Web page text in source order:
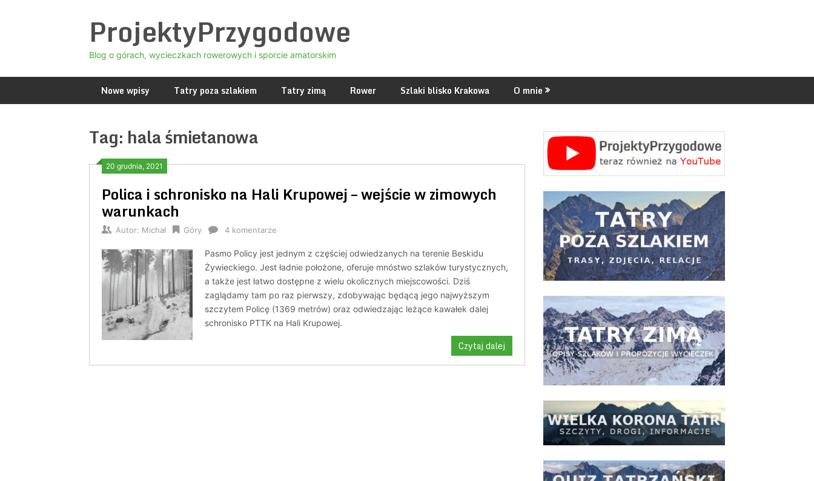
ProjektyPrzygodowe
Blog o górach, wycieczkach rowerowych i sporcie amatorskim
Nowe wpisy Tatry poza szlakiem Tatry zimą Rower Szlaki blisko Krakowa O mnie
Tag: hala śmietanowa
20 grudnia, 2021
Polica i schronisko na Hali Krupowej – wejście w zimowych
warunkach
Autor: Michał Góry 4 komentarze
Pasmo Policy jest jednym z częściej odwiedzanych na terenie Beskidu
Żywieckiego. Jest ładnie położone, oferuje mnóstwo szlaków turystycznych,
a także jest łatwo dostępne z wielu okolicznych miejscowości. Dziś
zaglądamy tam po raz pierwszy, zdobywając będącą jego najwyższym
szczytem Policę (1369 metrów) oraz odwiedzając leżące kawałek dalej
schronisko PTTK na Hali Krupowej.
Czytaj dalej